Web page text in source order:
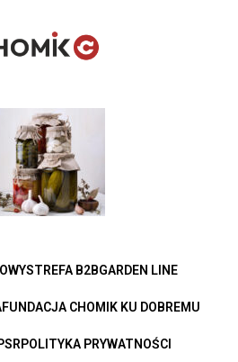
STREFA B2BGARDEN LINE
FUNDACJA CHOMIK KU DOBREMU
POLITYKA PRYWATNOŚCI